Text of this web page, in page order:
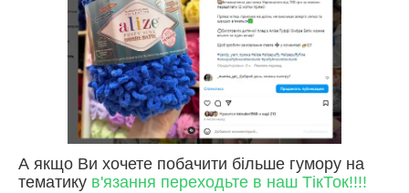
А якщо Ви хочете побачити більше гумору на
тематику в'язання переходьте в наш ТікТок!!!!